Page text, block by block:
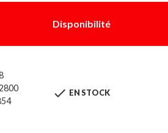
Disponibilité
 EN STOCK